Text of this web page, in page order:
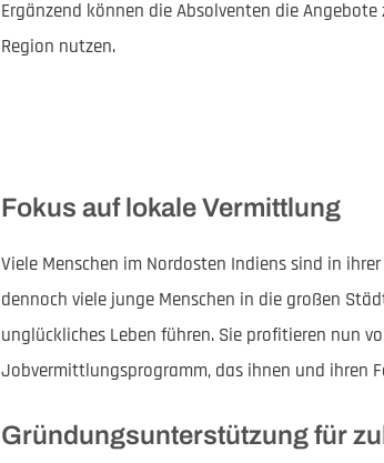
Ergänzend können die Absolventen die
Region nutzen.
Fokus auf lokale Vermittlung
Viele Menschen im Nordosten Indiens sind in
dennoch viele junge Menschen in die großen
unglückliches Leben führen. Sie profitieren nun
Jobvermittlungsprogramm, das ihnen und ihren
Gründungsunterstützung für